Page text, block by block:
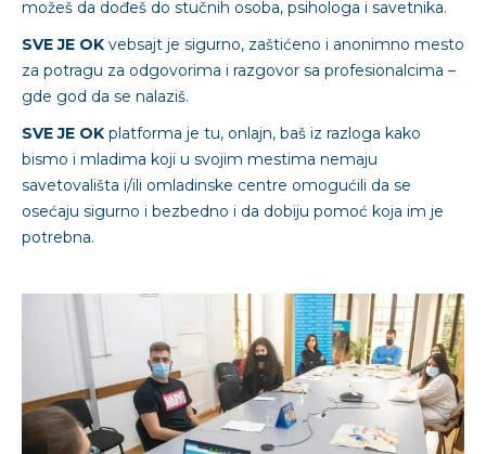
možeš da dođeš do stučnih osoba, psihologa i savetnika.
SVE JE OK vebsajt je sigurno, zaštićeno i anonimno mesto
za potragu za odgovorima i razgovor sa profesionalcima –
gde god da se nalaziš.
SVE JE OK platforma je tu, onlajn, baš iz razloga kako
bismo i mladima koji u svojim mestima nemaju
savetovališta i/ili omladinske centre omogućili da se
osećaju sigurno i bezbedno i da dobiju pomoć koja im je
potrebna.